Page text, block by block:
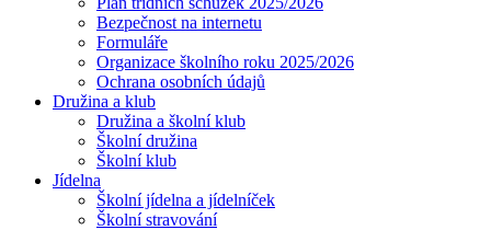
Bezpečnost na internetu
Formuláře
Organizace školního roku 2025/2026
Ochrana osobních údajů
Družina a klub
Družina a školní klub
Školní družina
Školní klub
Jídelna
Školní jídelna a jídelníček
Školní stravování